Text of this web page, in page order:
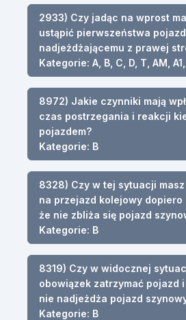
2933) Czy jadąc na wprost
ustąpić pierwszeństwa
nadjeżdżającemu z prawej
Kategorie: A, B, C, D, T, AM, A1,
8972) Jakie czynniki mają
czas postrzegania i reakcji
pojazdem?
Kategorie: B
8328) Czy w tej sytuacji
na przejazd kolejowy dopiero
że nie zbliża się pojazd
Kategorie: B
8319) Czy w widocznej
obowiązek zatrzymać pojazd
nie nadjeżdża pojazd
Kategorie: B